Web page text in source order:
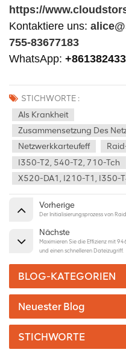
https://
Kontaktiere uns:
755-83677183
WhatsApp:
STICHWORTE :
Als Krankheit
Zusammensetzung Des
Netzwerkkarteufeff
I350-T2, 540-T2, 710-Tch
X520-DA1, I210-T1, I350-
Vorherige
Der Initialisierungsprozess von Raid
Nächste
Maximieren Sie die Effizienz mit
und einen schnelleren Dateizugriff.
BLOG-KATEGORIEN
Neuester Blog
STICHWORTE